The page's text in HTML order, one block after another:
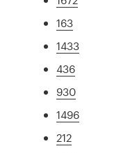
163
1433
436
930
1496
212